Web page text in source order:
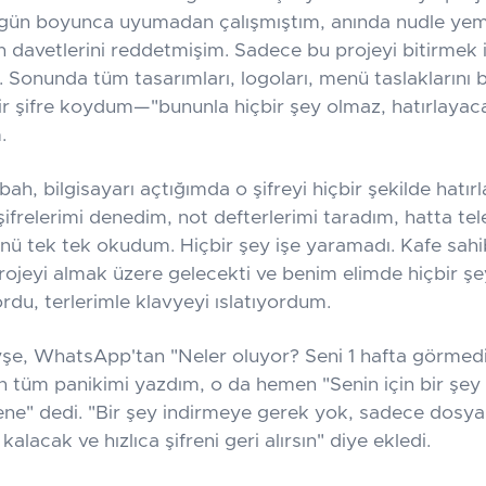
boyunca uyumadan çalışmıştım, anında nudle
davetlerini reddetmişim. Sadece bu projeyi bitirmek
tüm tasarımları, logoları, menü taslaklarını
şifre koydum—"bununla hiçbir şey olmaz,
bilgisayarı açtığımda o şifreyi hiçbir şekilde
denedim, not defterlerimi taradım, hatta
tek tek okudum. Hiçbir şey işe yaramadı. Kafe
almak üzere gelecekti ve benim elimde hiçbir
terlerimle klavyeyi ıslatıyordum.
WhatsApp'tan "Neler oluyor? Seni 1 hafta
tüm panikimi yazdım, o da hemen "Senin için bir
dedi. "Bir şey indirmeye gerek yok, sadece
ve hızlıca şifreni geri alırsın" diye ekledi.